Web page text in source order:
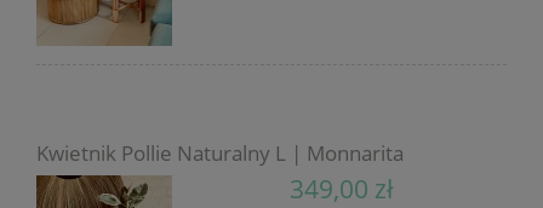
Kwietnik Pollie Naturalny L | Monnarita
349,00 zł